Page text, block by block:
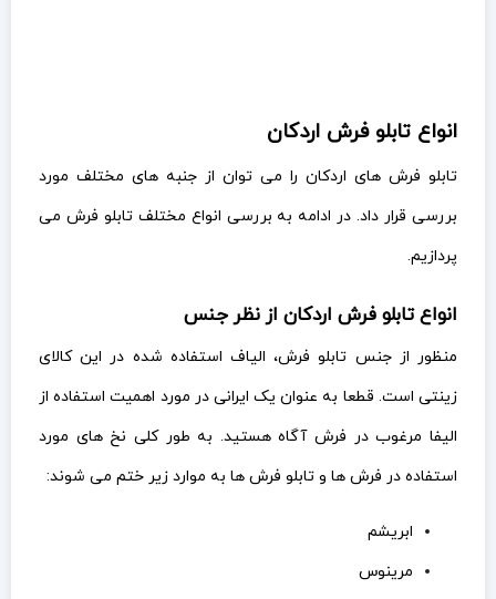
انواع تابلو فرش اردکان
تابلو فرش های اردکان را می توان از جنبه های مختلف مورد
بررسی قرار داد. در ادامه به بررسی انواع مختلف تابلو فرش می
پردازیم.
انواع تابلو فرش اردکان از نظر جنس
منظور از جنس تابلو فرش، الیاف استفاده شده در این کالای
زینتی است. قطعا به عنوان یک ایرانی در مورد اهمیت استفاده از
الیفا مرغوب در فرش آگاه هستید. به طور کلی نخ های مورد
استفاده در فرش ها و تابلو فرش ها به موارد زیر ختم می شوند:
ابریشم
مرینوس